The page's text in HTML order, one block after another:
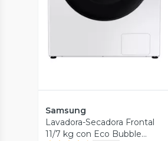
Samsung
Lavadora-Secadora Frontal
11/7 kg con Eco Bubble